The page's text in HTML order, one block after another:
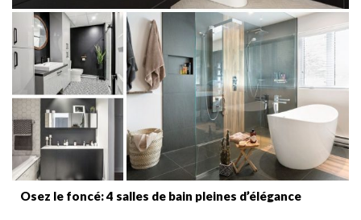
Osez le foncé: 4 salles de bain pleines d’élégance